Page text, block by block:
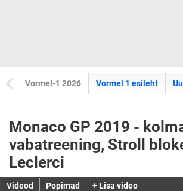
Vormel-1 2026 Vormel 1 esileht
Monaco GP 2019 -
vabatreening, Stroll
Leclerci
Videod Popimad + Lisa video